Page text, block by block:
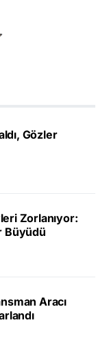
Gözler
Zorlanıyor:
Büyüdü
Aracı